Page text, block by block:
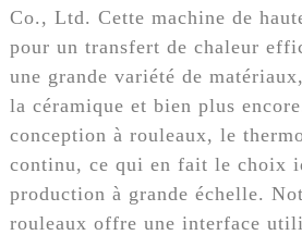
Co., Ltd. Cette machine de
pour un transfert de chaleur
une grande variété de
la céramique et bien plus
conception à rouleaux, le
continu, ce qui en fait le choix
production à grande échelle.
rouleaux offre une interface